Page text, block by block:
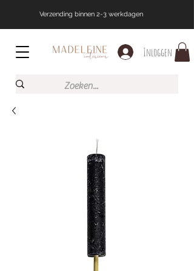
Inloggen
Verzending binnen 2-3 werkdagen